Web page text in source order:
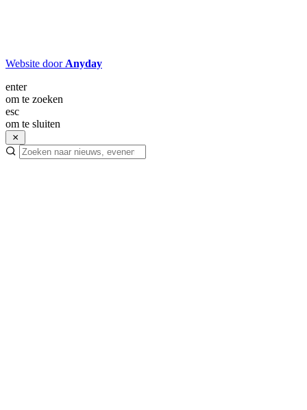
Website doorAnyday
enter
om te zoeken
esc
om te sluiten